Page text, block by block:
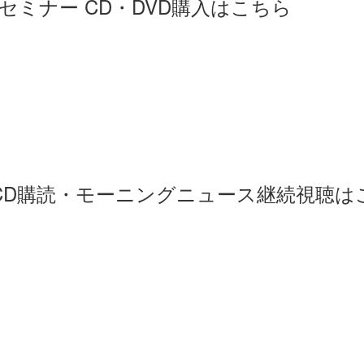
ミナー CD・DVD購入はこちら
購読・モーニングニュース継続視聴は